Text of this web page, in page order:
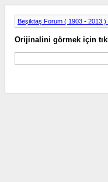
Beşiktaş Forum ( 1903 - 2013 )
Orijinalini görmek için